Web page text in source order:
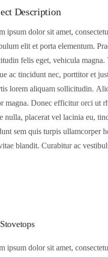
Description
ipsum dolor sit amet,
elit et porta elementum.
felis eget, vehicula magna.
ac tincidunt nec, porttitor et
lorem aliquam sollicitudin.
magna. Donec efficitur orci ut
nulla, placerat vel lacinia eu,
sem quis turpis ullamcorper
blandit. Curabitur ac
ex lorem, egestas eget metus
Maecenas eget nisi ipsum.
nec dictum tortor. Ut iaculis, nunc
rutrum odio, nec molestie
ante ipsum primis in
cubilia Curae; Quisque non
ipsum dolor sit amet,